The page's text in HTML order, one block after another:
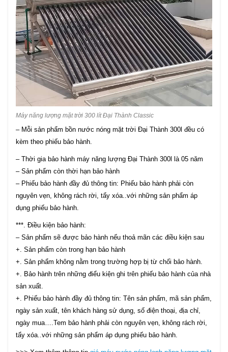
Máy năng lượng mặt trời 300 lít Đại Thành Classic
– Mỗi sản phẩm bồn nước nóng mặt trời Đại Thành 300l đều có
kèm theo phiếu bảo hành.
– Thời gia bảo hành máy năng lượng Đại Thành 300l là 05 năm
– Sản phẩm còn thời hạn bảo hành
– Phiếu bảo hành đầy đủ thông tin: Phiếu bảo hành phải còn
nguyên vẹn, không rách rời, tẩy xóa..với những sản phẩm áp
dụng phiếu bảo hành.
***. Điều kiện bảo hành:
– Sản phẩm sẽ được bảo hành nếu thoả mãn các điều kiện sau
+. Sản phẩm còn trong hạn bảo hành
+. Sản phẩm không nằm trong trường hợp bị từ chối bảo hành.
+. Bảo hành trên những điểu kiện ghi trên phiếu bảo hành của nhà
sản xuất.
+. Phiếu bảo hành đầy đủ thông tin: Tên sản phẩm, mã sản phẩm,
ngày sản xuất, tên khách hàng sử dụng, số điện thoại, địa chỉ,
ngày mua….Tem bảo hành phải còn nguyên vẹn, không rách rời,
tẩy xóa..với những sản phẩm áp dụng phiếu bảo hành.